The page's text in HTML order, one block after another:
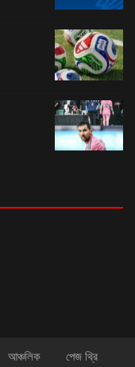
আঞ্চলিক পেজ থ্রি